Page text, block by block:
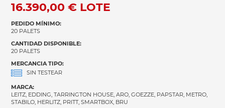
16.390,00 € LOTE
PEDIDO MÍNIMO:
20 PALETS
CANTIDAD DISPONIBLE:
20 PALETS
MERCANCIA TIPO:
SIN TESTEAR
MARCA:
LEITZ, EDDING, TARRINGTON HOUSE, ARO, GOEZZE, PAPSTAR, METRO,
STABILO, HERLITZ, PRITT, SMARTBOX, BRU